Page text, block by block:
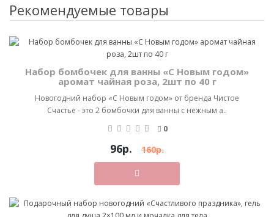
Рекомендуемые товары
Набор бомбочек для ванны «С Новым годом»
аромат чайная роза, 2шт по 40 г
Новогодний набор «С Новым годом» от бренда Чистое
Счастье - это 2 бомбочки для ванны с нежным а..
0
96р. 160р.